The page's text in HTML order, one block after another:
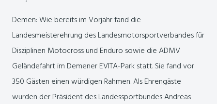
Demen: Wie bereits im Vorjahr fand die
Landesmeisterehrung des Landesmotorsportverbandes für
Disziplinen Motocross und Enduro sowie die ADMV
Geländefahrt im Demener EVITA-Park statt. Sie fand vor
350 Gästen einen würdigen Rahmen. Als Ehrengäste
wurden der Präsident des Landessportbundes Andreas